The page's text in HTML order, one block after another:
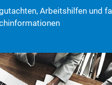
Arbeitshilfen und